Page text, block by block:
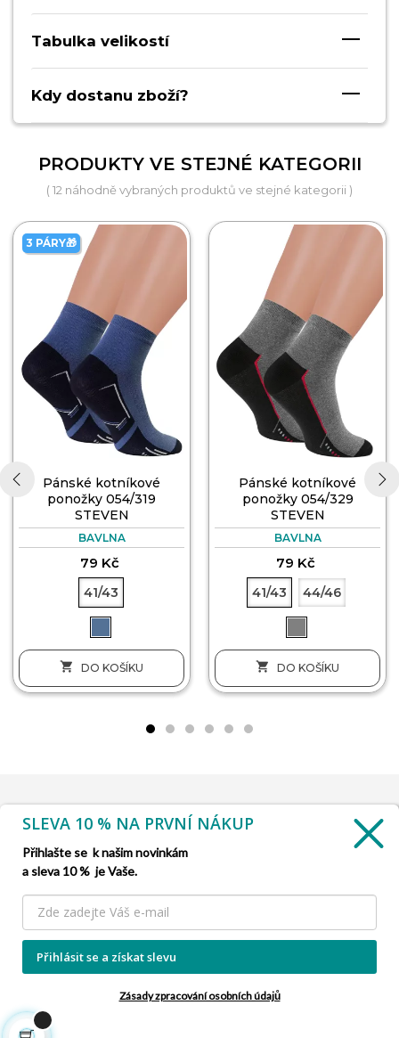
Tabulka velikostí
Kdy dostanu zboží?
PRODUKTY VE STEJNÉ KATEGORII
( 12 náhodně vybraných produktů ve stejné kategorii )
3 PÁRY🎁
Pánské kotníkové
ponožky 054/319
STEVEN
BAVLNA
79 Kč
41/43
 DO KOŠÍKU
Pánské kotníkové
ponožky 054/329
STEVEN
BAVLNA
79 Kč
41/43 44/46
 DO KOŠÍKU
INFORMACE 
SLUŽBA ZÁKAZNÍKŮM
NAŠE NABÍDKY
INFORMACE O FIRMĚ
SLEVA 10 % NA PRVNÍ NÁKUP
Přihlašte se k našim novinkám
a sleva 10 % je Vaše.
Přihlásit se a získat slevu
Zásady zpracování osobních údajů